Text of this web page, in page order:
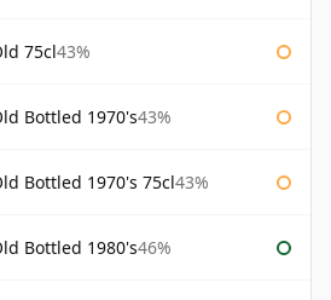
75cl43%
Bottled 1970's43%
Bottled 1970's 75cl43%
Bottled 1980's46%